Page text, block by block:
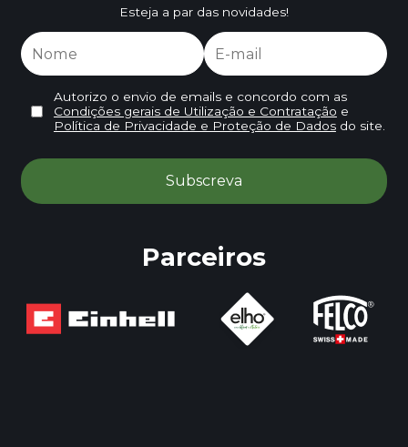
Esteja a par das novidades!
Autorizo o envio de emails e concordo com as
Condições gerais de Utilização e Contratação e
Política de Privacidade e Proteção de Dadosdo site.
Parceiros